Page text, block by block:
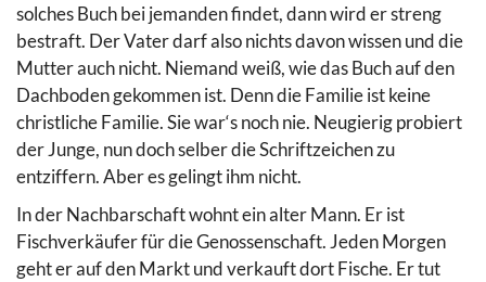
solches Buch bei jemanden findet, dann wird er streng
bestraft. Der Vater darf also nichts davon wissen und die
Mutter auch nicht. Niemand weiß, wie das Buch auf den
Dachboden gekommen ist. Denn die Familie ist keine
christliche Familie. Sie war‘s noch nie. Neugierig probiert
der Junge, nun doch selber die Schriftzeichen zu
entziffern. Aber es gelingt ihm nicht.
In der Nachbarschaft wohnt ein alter Mann. Er ist
Fischverkäufer für die Genossenschaft. Jeden Morgen
geht er auf den Markt und verkauft dort Fische. Er tut